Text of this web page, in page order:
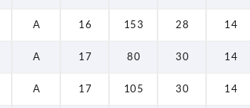
A 16 153 28 14
A 17 80 30 14
A 17 105 30 14